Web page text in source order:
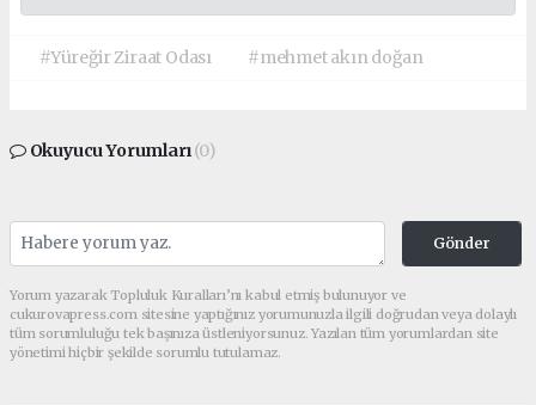
#Yüreğir Ziraat Odası #mehmet akın doğan
Okuyucu Yorumları(0)
Gönder
Yorum yazarak Topluluk Kuralları’nı kabul etmiş bulunuyor ve
cukurovapress.com sitesine yaptığınız yorumunuzla ilgili doğrudan veya dolaylı
tüm sorumluluğu tek başınıza üstleniyorsunuz. Yazılan tüm yorumlardan site
yönetimi hiçbir şekilde sorumlu tutulamaz.